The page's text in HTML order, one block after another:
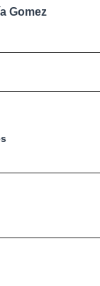
Gomez